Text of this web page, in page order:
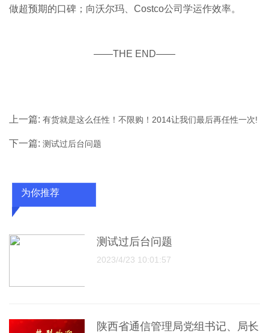
做超预期的口碑；向沃尔玛、Costco公司学运作效率。
——THE END——
上一篇:有货就是这么任性！不限购！2014让我们最后再任性一次!
下一篇:测试过后台问题
为你推荐
测试过后台问题
2023/4/23 10:01:57
陕西省通信管理局党组书记、局长